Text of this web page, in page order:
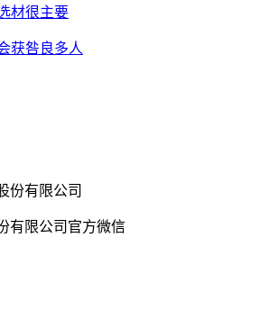
材很主要
获咎良多人
有限公司官方微信